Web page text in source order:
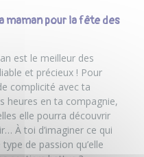
maman pour la fête des
est le meilleur des
et précieux ! Pour
complicité avec ta
heures en ta compagnie,
elle pourra découvrir
À toi d’imaginer ce qui
de passion qu’elle